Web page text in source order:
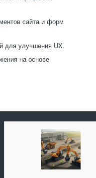
сайта и форм
для улучшения UX.
на основе